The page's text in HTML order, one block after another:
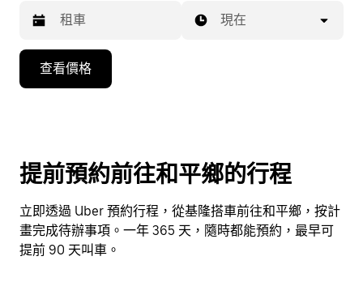
向
鍵
即
使
用
行
現在
查看價格
提前預約前往和平鄉的行程
立即透過 Uber 預約行程，從基隆搭車前往和平鄉，按計
畫完成待辦事項。一年 365 天，隨時都能預約，最早可
提前 90 天叫車。